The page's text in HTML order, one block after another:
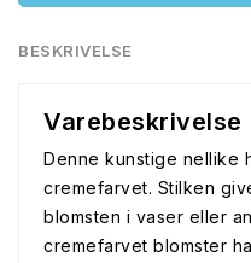
BESKRIVELSE
Varebeskrivelse
Denne kunstige nellike
cremefarvet. Stilken
blomsten i vaser eller
cremefarvet blomster